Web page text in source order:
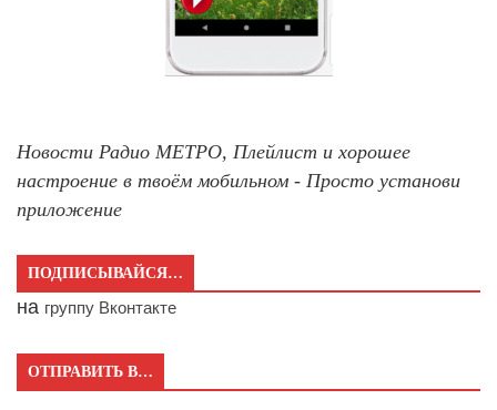
Новости Радио МЕТРО, Плейлист и хорошее
настроение в твоём мобильном - Просто установи
приложение
ПОДПИСЫВАЙСЯ…
на группу Вконтакте
ОТПРАВИТЬ В…